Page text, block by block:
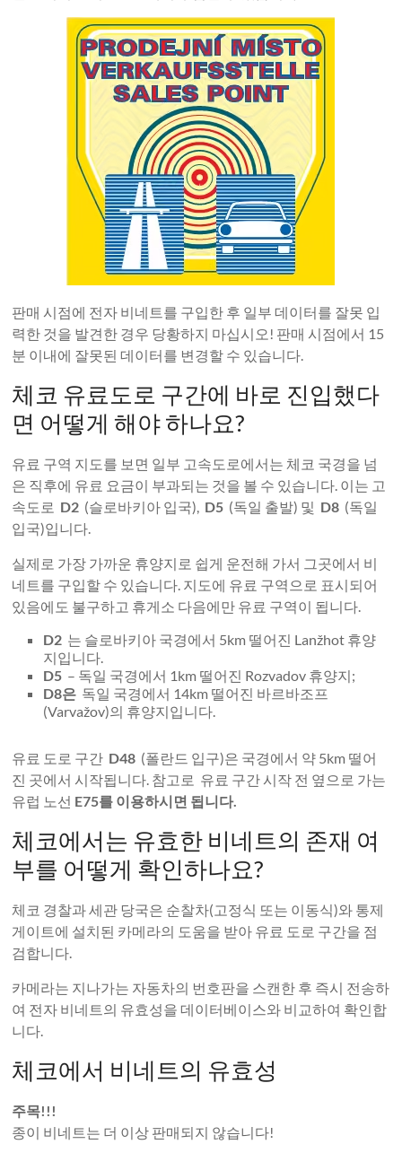
판매 시점에 전자 비네트를 구입한 후 일부 데이터를 잘못 입
력한 것을 발견한 경우 당황하지 마십시오! 판매 시점에서 15
분 이내에 잘못된 데이터를 변경할 수 있습니다.
체코 유료도로 구간에 바로 진입했다
면 어떻게 해야 하나요?
유료 구역 지도를 보면 일부 고속도로에서는 체코 국경을 넘
은 직후에 유료 요금이 부과되는 것을 볼 수 있습니다. 이는 고
속도로 D2 (슬로바키아 입국), D5 (독일 출발) 및 D8 (독일
입국)입니다.
실제로 가장 가까운 휴양지로 쉽게 운전해 가서 그곳에서 비
네트를 구입할 수 있습니다. 지도에 유료 구역으로 표시되어
있음에도 불구하고 휴게소 다음에만 유료 구역이 됩니다.
D2 는 슬로바키아 국경에서 5km 떨어진 Lanžhot 휴양
지입니다.
D5 – 독일 국경에서 1km 떨어진 Rozvadov 휴양지;
D8은 독일 국경에서 14km 떨어진 바르바조프
(Varvažov)의 휴양지입니다.
유료 도로 구간 D48 (폴란드 입구)은 국경에서 약 5km 떨어
진 곳에서 시작됩니다. 참고로 유료 구간 시작 전 옆으로 가는
유럽 노선 E75를 이용하시면 됩니다.
체코에서는 유효한 비네트의 존재 여
부를 어떻게 확인하나요?
체코 경찰과 세관 당국은 순찰차(고정식 또는 이동식)와 통제
게이트에 설치된 카메라의 도움을 받아 유료 도로 구간을 점
검합니다.
카메라는 지나가는 자동차의 번호판을 스캔한 후 즉시 전송하
여 전자 비네트의 유효성을 데이터베이스와 비교하여 확인합
니다.
체코에서 비네트의 유효성
주목!!!
종이 비네트는 더 이상 판매되지 않습니다!